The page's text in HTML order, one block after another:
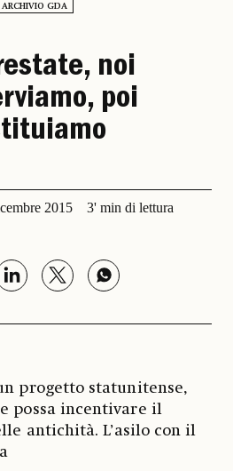
ARCHIVIO GDA
noi
poi
2015 3' min di lettura
progetto statunitense,
possa incentivare il
antichità. L’asilo con il